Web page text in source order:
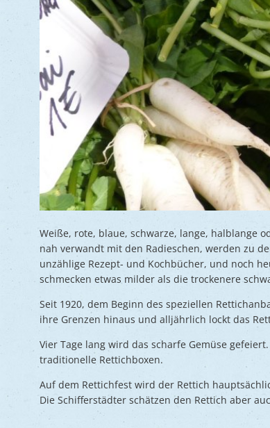
Weiße, rote, blaue, schwarze, lange, halblange
nah verwandt mit den Radieschen, werden zu
unzählige Rezept- und Kochbücher, und noch
schmecken etwas milder als die trockenere
Seit 1920, dem Beginn des speziellen
ihre Grenzen hinaus und alljährlich lockt das
Vier Tage lang wird das scharfe Gemüse
traditionelle Rettichboxen.
Auf dem Rettichfest wird der Rettich
Die Schifferstädter schätzen den Rettich aber